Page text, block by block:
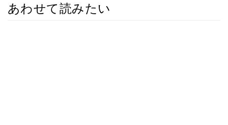
あわせて読みたい